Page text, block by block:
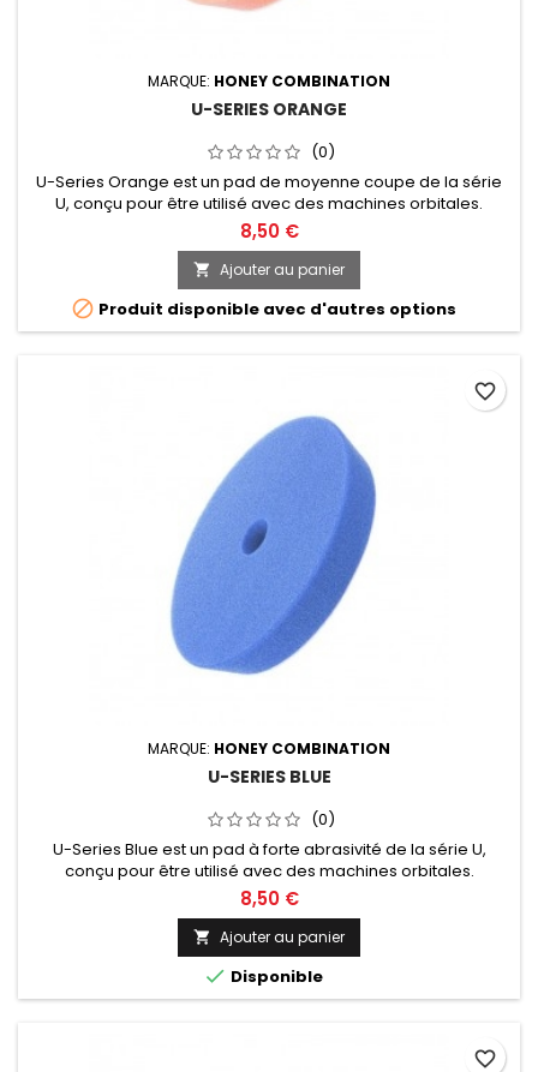
MARQUE: HONEY COMBINATION
U-SERIES ORANGE
(0)
U-Series Orange est un pad de moyenne coupe de la série
U, conçu pour être utilisé avec des machines orbitales.
Diamètre de 30, 50, 75, 125 ou 150mm au choix.
8,50 €
 Ajouter au panier
 Produit disponible avec d'autres options
MARQUE: HONEY COMBINATION
U-SERIES BLUE
(0)
U-Series Blue est un pad à forte abrasivité de la série U,
conçu pour être utilisé avec des machines orbitales.
Diamètre de 30, 50, 75, 125 ou 150mm au choix.
8,50 €
 Ajouter au panier
 Disponible
favorite_border
favorite_border